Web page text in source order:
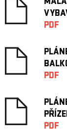
PDF
PDF
PDF